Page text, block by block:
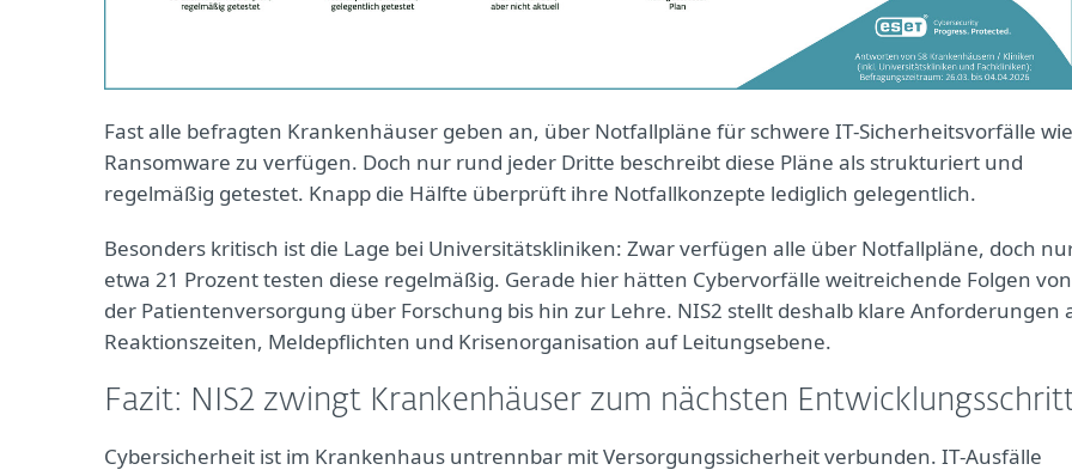
Fast alle befragten Krankenhäuser geben an, über Notfallpläne für schwere IT‑Sicherheitsvorfälle wie
Ransomware zu verfügen. Doch nur rund jeder Dritte beschreibt diese Pläne als strukturiert und
regelmäßig getestet. Knapp die Hälfte überprüft ihre Notfallkonzepte lediglich gelegentlich.
Besonders kritisch ist die Lage bei Universitätskliniken: Zwar verfügen alle über Notfallpläne, doch
etwa 21 Prozent testen diese regelmäßig. Gerade hier hätten Cybervorfälle weitreichende Folgen von
der Patientenversorgung über Forschung bis hin zur Lehre. NIS2 stellt deshalb klare Anforderungen
Reaktionszeiten, Meldepflichten und Krisenorganisation auf Leitungsebene.
Fazit: NIS2 zwingt Krankenhäuser zum nächsten
Cybersicherheit ist im Krankenhaus untrennbar mit Versorgungssicherheit verbunden. IT‑Ausfälle